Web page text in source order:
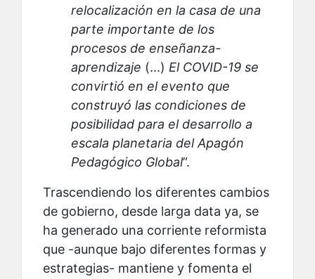
relocalización en la casa de una
parte importante de los
procesos de enseñanza-
aprendizaje (...) El COVID-19 se
convirtió en el evento que
construyó las condiciones de
posibilidad para el desarrollo a
escala planetaria del Apagón
Pedagógico Global”.
Trascendiendo los diferentes cambios
de gobierno, desde larga data ya, se
ha generado una corriente reformista
que -aunque bajo diferentes formas y
estrategias- mantiene y fomenta el